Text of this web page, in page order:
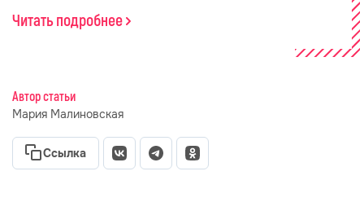
Читать подробнее
Автор статьи
Мария Малиновская
Ссылка